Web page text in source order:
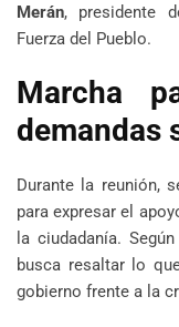
Merán, presidente
Fuerza del Pueblo.
Marcha
demandas
Durante la reunión,
para expresar el
la ciudadanía.
busca resaltar lo
gobierno frente a la